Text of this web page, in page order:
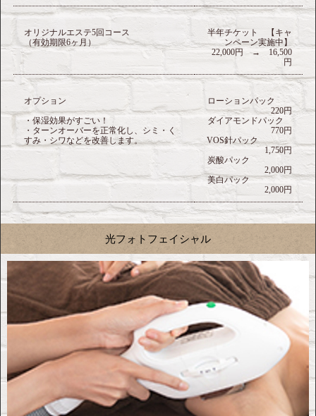
オリジナルエステ5回コース
（有効期限6ヶ月）
半年チケット 【キャ
ンペーン実施中】
22,000円 → 16,500
円
オプション
・保湿効果がすごい！
・ターンオーバーを正常化し、シミ・く
すみ・シワなどを改善します。
ローションパック
220円
ダイアモンドパック
770円
VOS針パック
1,750円
炭酸パック
2,000円
美白パック
2,000円
光フォトフェイシャル